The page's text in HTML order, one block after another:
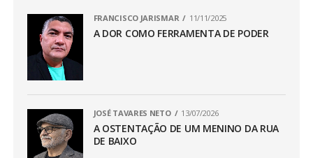
FRANCISCO JARISMAR 11/11/2025
A DOR COMO FERRAMENTA DE PODER
JOSÉ TAVARES NETO 13/07/2026
A OSTENTAÇÃO DE UM MENINO DA RUA
DE BAIXO